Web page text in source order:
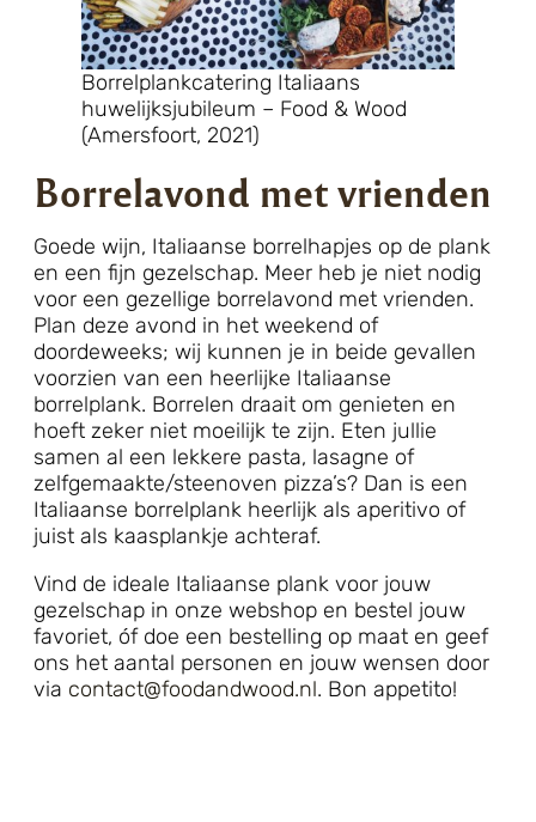
Borrelplankcatering Italiaans
huwelijksjubileum – Food & Wood
(Amersfoort, 2021)
Borrelavond met vrienden
Goede wijn, Italiaanse borrelhapjes op de plank
en een fijn gezelschap. Meer heb je niet nodig
voor een gezellige borrelavond met vrienden.
Plan deze avond in het weekend of
doordeweeks; wij kunnen je in beide gevallen
voorzien van een heerlijke Italiaanse
borrelplank. Borrelen draait om genieten en
hoeft zeker niet moeilijk te zijn. Eten jullie
samen al een lekkere pasta, lasagne of
zelfgemaakte/steenoven pizza’s? Dan is een
Italiaanse borrelplank heerlijk als aperitivo of
juist als kaasplankje achteraf.
Vind de ideale Italiaanse plank voor jouw
gezelschap in onze webshop en bestel jouw
favoriet, óf doe een bestelling op maat en geef
ons het aantal personen en jouw wensen door
via contact@foodandwood.nl. Bon appetito!